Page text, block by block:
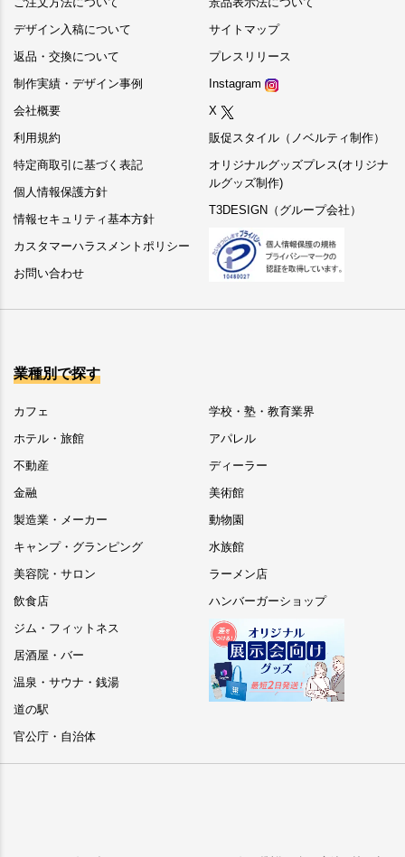
デザイン入稿について
返品・交換について
制作実績・デザイン事例
会社概要
利用規約
特定商取引に基づく表記
個人情報保護方針
情報セキュリティ基本方針
カスタマーハラスメントポリシー
お問い合わせ
サイトマップ
プレスリリース
Instagram
X
販促スタイル（ノベルティ制作）
オリジナルグッズプレス(オリジナ
ルグッズ制作)
T3DESIGN（グループ会社）
業種別で探す
カフェ
ホテル・旅館
不動産
金融
製造業・メーカー
キャンプ・グランピング
美容院・サロン
飲食店
ジム・フィットネス
居酒屋・バー
温泉・サウナ・銭湯
道の駅
官公庁・自治体
学校・塾・教育業界
アパレル
ディーラー
美術館
動物園
水族館
ラーメン店
ハンバーガーショップ